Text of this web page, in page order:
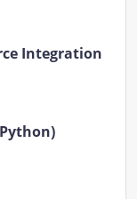
Integration